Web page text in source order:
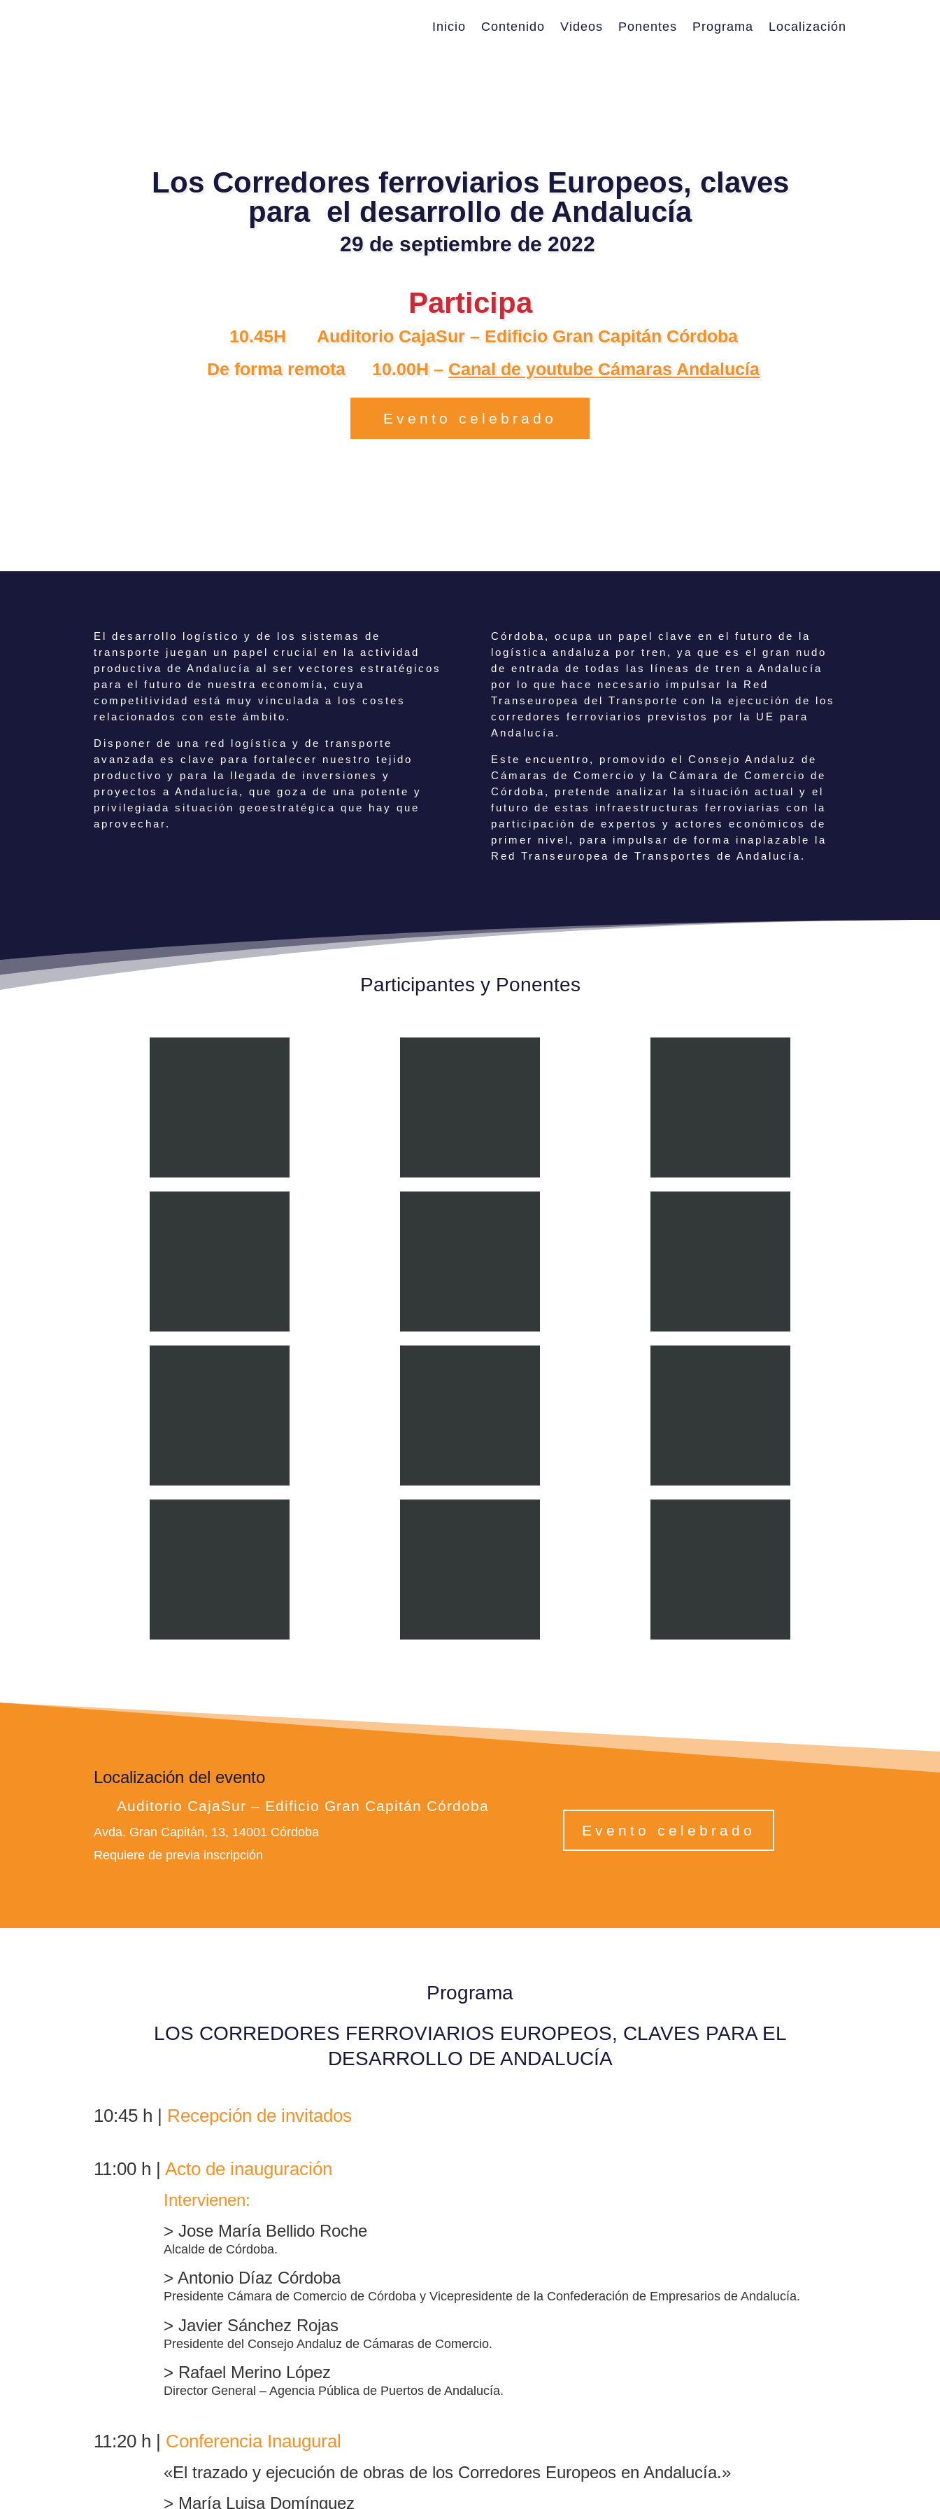
Inicio Contenido Videos Ponentes Programa Localización
Los Corredores ferroviarios Europeos, claves
para el desarrollo de Andalucía
29 de septiembre de 2022
Participa
10.45H
Auditorio CajaSur – Edificio Gran Capitán Córdoba
De forma remota
10.00H – Canal de youtube Cámaras Andalucía
Evento celebrado
El desarrollo logístico y de los sistemas de
transporte juegan un papel crucial en la actividad
productiva de Andalucía al ser vectores estratégicos
para el futuro de nuestra economía, cuya
competitividad está muy vinculada a los costes
relacionados con este ámbito.
Disponer de una red logística y de transporte
avanzada es clave para fortalecer nuestro tejido
productivo y para la llegada de inversiones y
proyectos a Andalucía, que goza de una potente y
privilegiada situación geoestratégica que hay que
aprovechar.
Córdoba, ocupa un papel clave en el futuro de la
logística andaluza por tren, ya que es el gran nudo
de entrada de todas las líneas de tren a Andalucía
por lo que hace necesario impulsar la Red
Transeuropea del Transporte con la ejecución de los
corredores ferroviarios previstos por la UE para
Andalucía.
Este encuentro, promovido el Consejo Andaluz de
Cámaras de Comercio y la Cámara de Comercio de
Córdoba, pretende analizar la situación actual y el
futuro de estas infraestructuras ferroviarias con la
participación de expertos y actores económicos de
primer nivel, para impulsar de forma inaplazable la
Red Transeuropea de Transportes de Andalucía.
Participantes y Ponentes
Localización del evento
Auditorio CajaSur – Edificio Gran Capitán Córdoba
Avda. Gran Capitán, 13, 14001 Córdoba
Requiere de previa inscripción
Evento celebrado
Programa
LOS CORREDORES FERROVIARIOS EUROPEOS, CLAVES PARA EL
DESARROLLO DE ANDALUCÍA
10:45 h | Recepción de invitados
11:00 h | Acto de inauguración
Intervienen:
> Jose María Bellido Roche
Alcalde de Córdoba.
> Antonio Díaz Córdoba
Presidente Cámara de Comercio de Córdoba y Vicepresidente de la Confederación de Empresarios de Andalucía.
> Javier Sánchez Rojas
Presidente del Consejo Andaluz de Cámaras de Comercio.
> Rafael Merino López
Director General – Agencia Pública de Puertos de Andalucía.
11:20 h | Conferencia Inaugural
«El trazado y ejecución de obras de los Corredores Europeos en Andalucía.»
> María Luisa Domínguez